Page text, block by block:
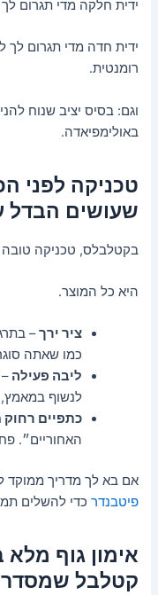
ידית חלקה מדי תגרום
ידית חדה מדי תגרום לך
רומנטית.
וגם: בסיס יציב שנוח
באולימפיאדה.
שעושים הבדל
בקטלבלס, טכניקה טובה
היא כל המוצר.
ציר ירך–
כמו שאתה
ליבה פעילה
לנשוף
כתפיים רחוק
האחוריים״.
אם בא לך מדריך ממוקד
פיטבנדר כדי להשלים
קטלבל